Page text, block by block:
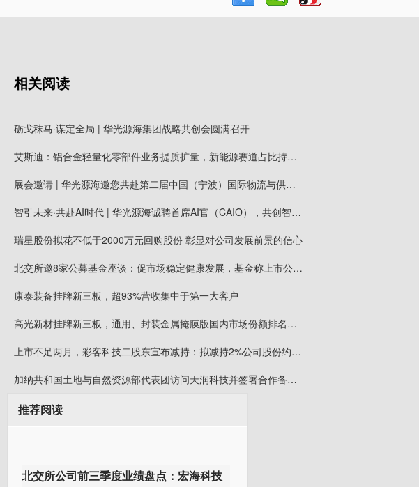
相关阅读
砺戈秣马·谋定全局 | 华光源海集团战略共创会圆满召开
艾斯迪：铝合金轻量化零部件业务提质扩量，新能源赛道占比持续提高
展会邀请 | 华光源海邀您共赴第二届中国（宁波）国际物流与供应链博览会，展位号：T01
智引未来·共赴AI时代 | 华光源海诚聘首席AI官（CAIO），共创智慧物流新未来！
瑞星股份拟花不低于2000万元回购股份 彰显对公司发展前景的信心
北交所邀8家公募基金座谈：促市场稳定健康发展，基金称上市公司质量持续提升
康泰装备挂牌新三板，超93%营收集中于第一大客户
高光新材挂牌新三板，通用、封装金属掩膜版国内市场份额排名第一
上市不足两月，彩客科技二股东宣布减持：拟减持2%公司股份约可套现5008万元
加纳共和国土地与自然资源部代表团访问天润科技并签署合作备忘录
推荐阅读
北交所公司前三季度业绩盘点：宏海科技